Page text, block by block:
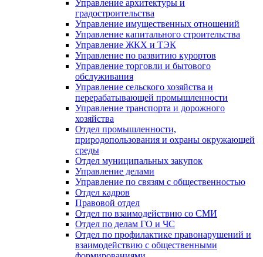
Управление архитектуры и
градостроительства
Управление имущественных отношений
Управление капитального строительства
Управление ЖКХ и ТЭК
Управление по развитию курортов
Управление торговли и бытового
обслуживания
Управление сельского хозяйства и
перерабатывающей промышленности
Управление транспорта и дорожного
хозяйства
Отдел промышленности,
природопользования и охраны окружающей
среды
Отдел муниципальных закупок
Управление делами
Управление по связям с общественностью
Отдел кадров
Правовой отдел
Отдел по взаимодействию со СМИ
Отдел по делам ГО и ЧС
Отдел по профилактике правонарушений и
взаимодействию с общественными